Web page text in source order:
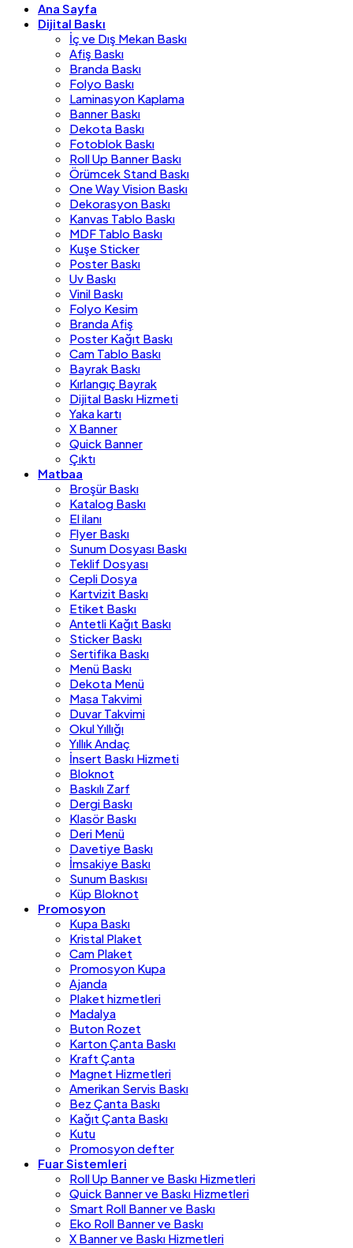
Ana Sayfa
Dijital Baskı
İç ve Dış Mekan Baskı
Afiş Baskı
Branda Baskı
Folyo Baskı
Laminasyon Kaplama
Banner Baskı
Dekota Baskı
Fotoblok Baskı
Roll Up Banner Baskı
Örümcek Stand Baskı
One Way Vision Baskı
Dekorasyon Baskı
Kanvas Tablo Baskı
MDF Tablo Baskı
Kuşe Sticker
Poster Baskı
Uv Baskı
Vinil Baskı
Folyo Kesim
Branda Afiş
Poster Kağıt Baskı
Cam Tablo Baskı
Bayrak Baskı
Kırlangıç Bayrak
Dijital Baskı Hizmeti
Yaka kartı
X Banner
Quick Banner
Çıktı
Matbaa
Broşür Baskı
Katalog Baskı
El ilanı
Flyer Baskı
Sunum Dosyası Baskı
Teklif Dosyası
Cepli Dosya
Kartvizit Baskı
Etiket Baskı
Antetli Kağıt Baskı
Sticker Baskı
Sertifika Baskı
Menü Baskı
Dekota Menü
Masa Takvimi
Duvar Takvimi
Okul Yıllığı
Yıllık Andaç
İnsert Baskı Hizmeti
Bloknot
Baskılı Zarf
Dergi Baskı
Klasör Baskı
Deri Menü
Davetiye Baskı
İmsakiye Baskı
Sunum Baskısı
Küp Bloknot
Promosyon
Kupa Baskı
Kristal Plaket
Cam Plaket
Promosyon Kupa
Ajanda
Plaket hizmetleri
Madalya
Buton Rozet
Karton Çanta Baskı
Kraft Çanta
Magnet Hizmetleri
Amerikan Servis Baskı
Bez Çanta Baskı
Kağıt Çanta Baskı
Kutu
Promosyon defter
Fuar Sistemleri
Roll Up Banner ve Baskı Hizmetleri
Quick Banner ve Baskı Hizmetleri
Smart Roll Banner ve Baskı
Eko Roll Banner ve Baskı
X Banner ve Baskı Hizmetleri